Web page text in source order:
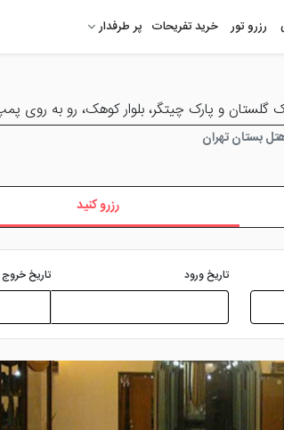
رزرو تور خرید تفریحات پر طرفدار
و پارک چیتگر، بلوار کوهک، رو به روی
بستان تهران
رزرو کنید
تاریخ ورود تاریخ خروج